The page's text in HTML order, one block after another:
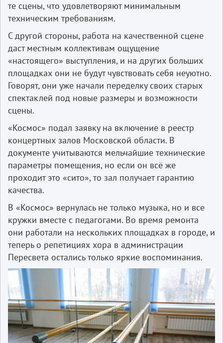
те сцены, что удовлетворяют минимальным
техническим требованиям.
С другой стороны, работа на качественной сцене
даст местным коллективам ощущение
«настоящего» выступления, и на других больших
площадках они не будут чувствовать себя неуютно.
Говорят, они уже начали переделку своих старых
спектаклей под новые размеры и возможности
сцены.
«Космос» подал заявку на включение в реестр
концертных залов Московской области. В
документе учитываются мельчайшие технические
параметры помещения, но если он всё же
проходит это «сито», то зал получает гарантию
качества.
В «Космос» вернулась не только музыка, но и все
кружки вместе с педагогами. Во время ремонта
они работали на нескольких площадках в городе, и
теперь о репетициях хора в администрации
Пересвета остались только яркие воспоминания.